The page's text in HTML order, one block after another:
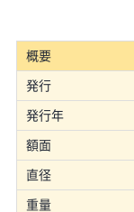
概要
発行
発行年
額面
直径
重量